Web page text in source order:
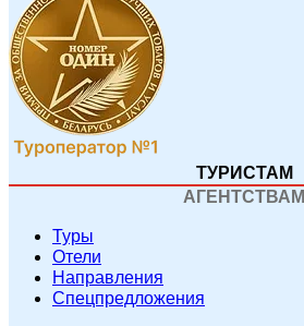
ТУРИСТАМ
АГЕНТСТВАМ
Туры
Отели
Направления
Спецпредложения